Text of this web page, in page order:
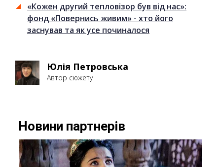
«Кожен другий тепловізор був від нас»:
фонд «Повернись живим» - хто його
заснував та як усе починалося
Юлія Петровська
Автор сюжету